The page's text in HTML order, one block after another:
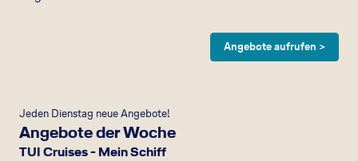
Angebote aufrufen >
Jeden Dienstag neue Angebote!
Angebote der Woche
TUI Cruises - Mein Schiff